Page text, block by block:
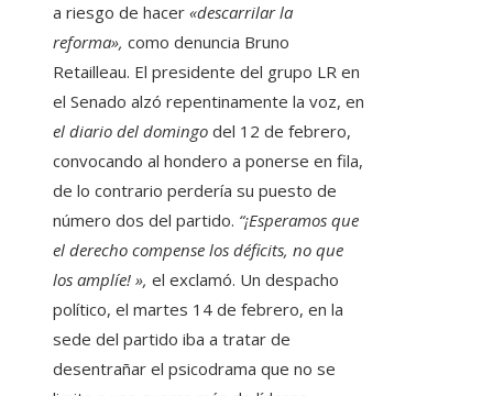
a riesgo de hacer «descarrilar la
reforma», como denuncia Bruno
Retailleau. El presidente del grupo LR en
el Senado alzó repentinamente la voz, en
el diario del domingo del 12 de febrero,
convocando al hondero a ponerse en fila,
de lo contrario perdería su puesto de
número dos del partido. “¡Esperamos que
el derecho compense los déficits, no que
los amplíe! », el exclamó. Un despacho
político, el martes 14 de febrero, en la
sede del partido iba a tratar de
desentrañar el psicodrama que no se